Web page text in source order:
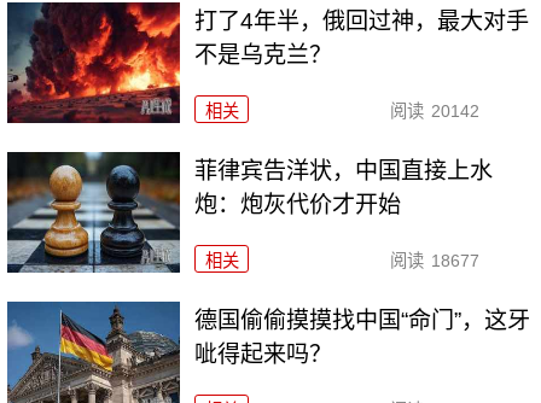
打了4年半，俄回过神，最大对手
不是乌克兰？
相关 阅读 20142
菲律宾告洋状，中国直接上水
炮：炮灰代价才开始
相关 阅读 18677
德国偷偷摸摸找中国“命门”，这牙
呲得起来吗？